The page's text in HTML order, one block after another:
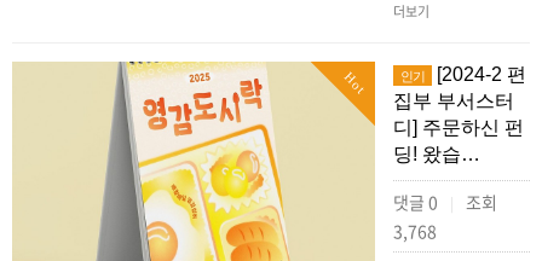
더보기
Hot 인기
[2024-2 편
집부 부서스터
디] 주문하신 펀
딩! 왔습…
댓글 0 |
조회
3,768